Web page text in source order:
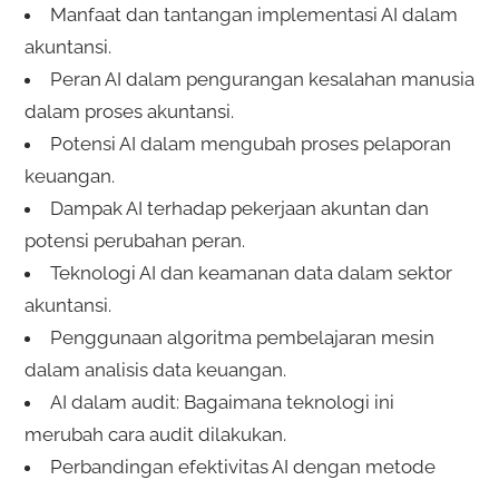
Manfaat dan tantangan implementasi AI dalam
akuntansi.
Peran AI dalam pengurangan kesalahan manusia
dalam proses akuntansi.
Potensi AI dalam mengubah proses pelaporan
keuangan.
Dampak AI terhadap pekerjaan akuntan dan
potensi perubahan peran.
Teknologi AI dan keamanan data dalam sektor
akuntansi.
Penggunaan algoritma pembelajaran mesin
dalam analisis data keuangan.
AI dalam audit: Bagaimana teknologi ini
merubah cara audit dilakukan.
Perbandingan efektivitas AI dengan metode